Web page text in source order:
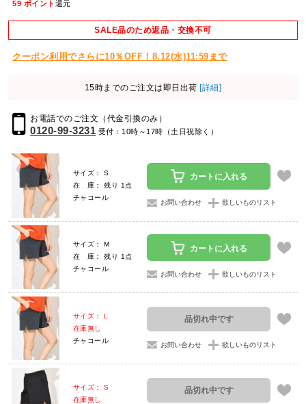
59 ポイント 還元
SALE品のため返品・交換不可
クーポン利用でさらに10％OFF！8.12(水)11:59まで
15時までのご注文は即日出荷 [詳細]
お電話でのご注文（代金引換のみ）
0120-99-3231 受付：10時～17時（土日祝除く）
サイズ： S
在 庫： 残り 1点
チャコール
カートに入れる
お問い合わせ 欲しいものリスト
サイズ： M
在 庫： 残り 1点
チャコール
カートに入れる
お問い合わせ 欲しいものリスト
サイズ： L
在庫無し
チャコール
品切れ中です
お問い合わせ 欲しいものリスト
サイズ： S
在庫無し
品切れ中です